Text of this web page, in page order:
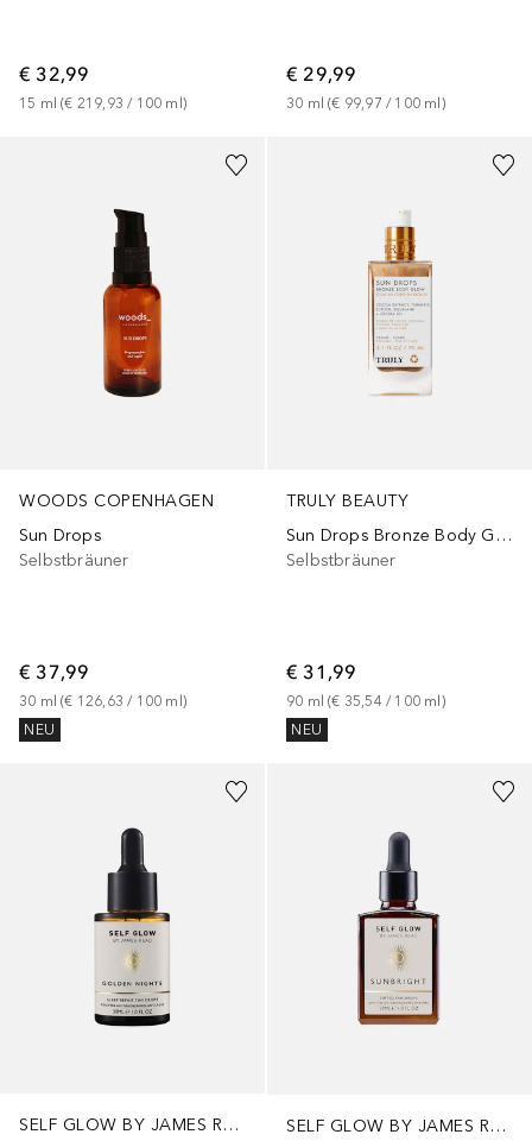
€ 32,99
15 ml (€ 219,93 / 100 ml )
€ 29,99
30 ml (€ 99,97 / 100 ml )
WOODS COPENHAGEN
Sun Drops
Selbstbräuner
€ 37,99
30 ml (€ 126,63 / 100 ml)
NEU
TRULY BEAUTY
Sun Drops Bronze Body Glow
Selbstbräuner
€ 31,99
90 ml (€ 35,54 / 100 ml)
NEU
SELF GLOW BY JAMES READ
SELF GLOW BY JAMES READ